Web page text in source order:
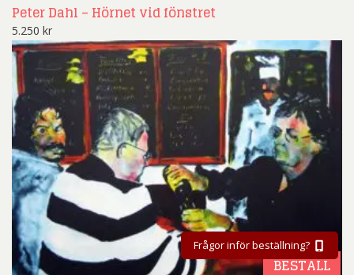
Peter Dahl – Hörnet vid fönstret
5.250 kr
BESTÄLL
Frågor inför beställning?